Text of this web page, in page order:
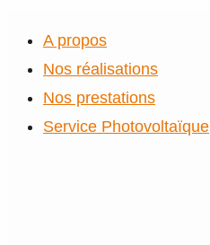
A propos
Nos réalisations
Nos prestations
Service Photovoltaïque